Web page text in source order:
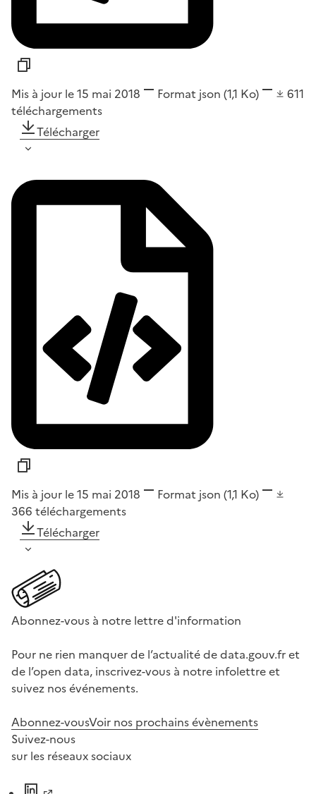
Mis à jour le 15 mai 2018 Format json (1,1 Ko)
611
téléchargements
Télécharger
Mis à jour le 15 mai 2018 Format json (1,1 Ko)
366 téléchargements
Télécharger
Abonnez-vous à notre lettre d'information
Pour ne rien manquer de l’actualité de data.gouv.fr et
de l’open data, inscrivez-vous à notre infolettre et
suivez nos événements.
Abonnez-vousVoir nos prochains évènements
Suivez-nous
sur les réseaux sociaux